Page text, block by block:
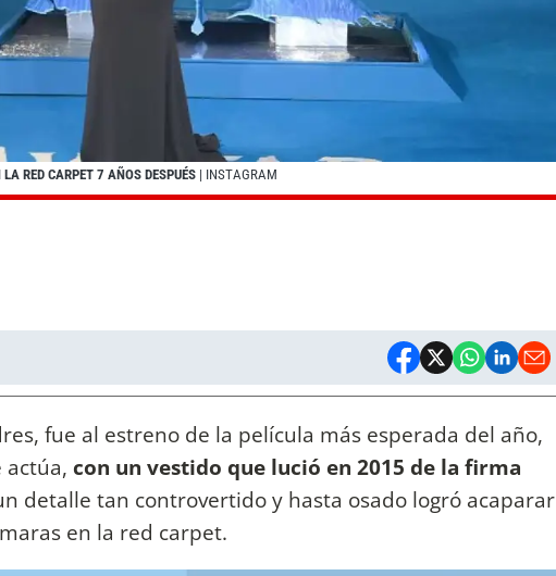
RED CARPET 7 AÑOS DESPUÉS | INSTAGRAM
fue al estreno de la película más esperada del año,
actúa, con un vestido que lució en 2015 de la firma
detalle tan controvertido y hasta osado logró acaparar
en la red carpet.